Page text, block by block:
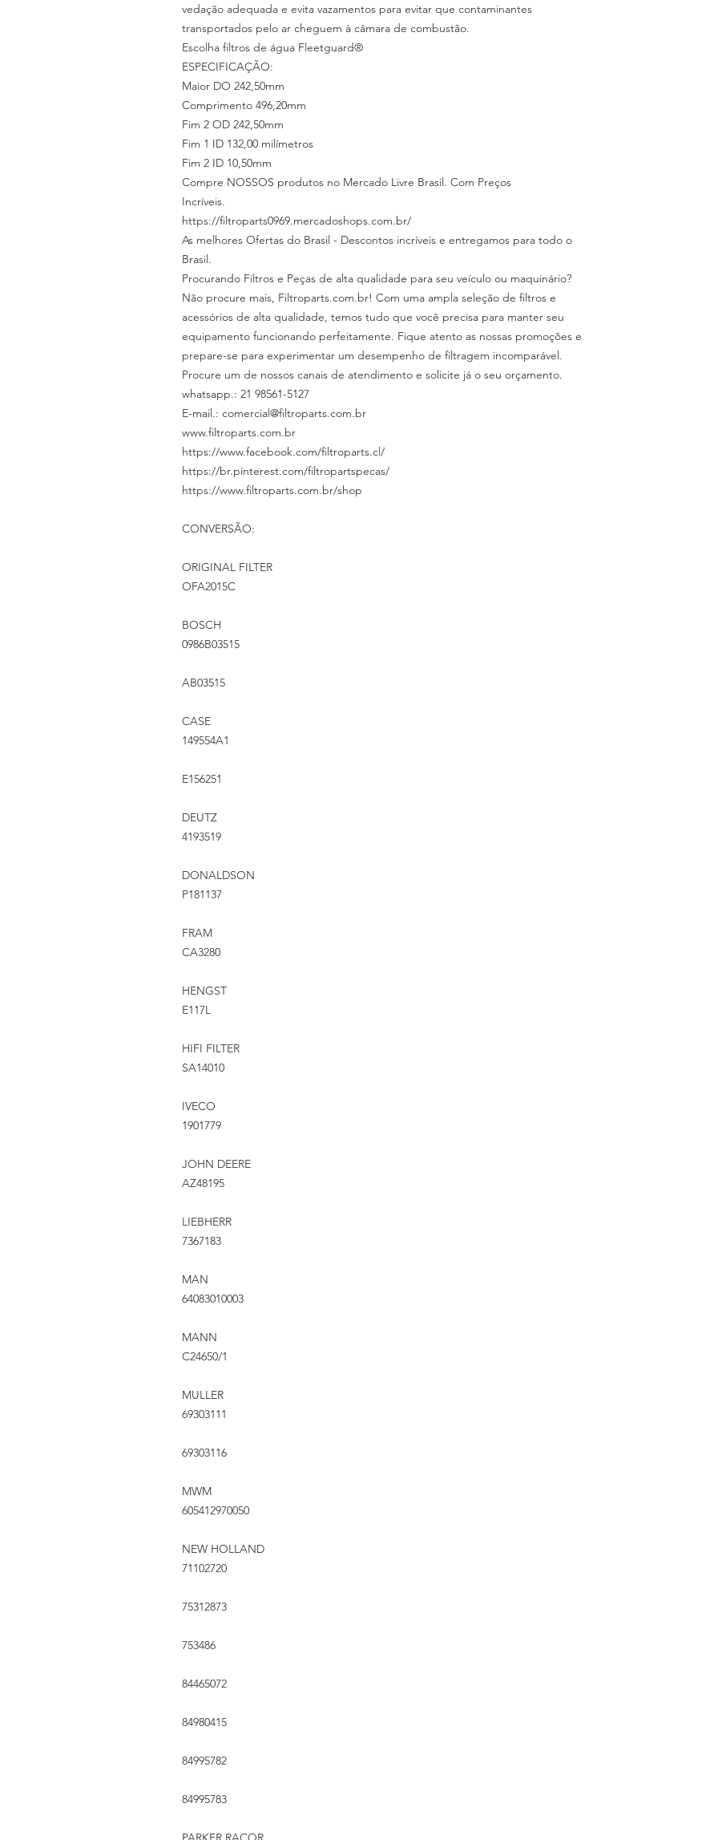
vedação adequada e evita vazamentos para evitar que contaminantes
transportados pelo ar cheguem à câmara de combustão.
Escolha filtros de água Fleetguard®
ESPECIFICAÇÃO:
Maior DO 242,50mm
Comprimento 496,20mm
Fim 2 OD 242,50mm
Fim 1 ID 132,00 milímetros
Fim 2 ID 10,50mm
Compre NOSSOS produtos no Mercado Livre Brasil. Com Preços
Incríveis.
https://filtroparts0969.mercadoshops.com.br/
As melhores Ofertas do Brasil - Descontos incríveis e entregamos para todo o
Brasil.
Procurando Filtros e Peças de alta qualidade para seu veículo ou maquinário?
Não procure mais, Filtroparts.com.br! Com uma ampla seleção de filtros e
acessórios de alta qualidade, temos tudo que você precisa para manter seu
equipamento funcionando perfeitamente. Fique atento as nossas promoções e
prepare-se para experimentar um desempenho de filtragem incomparável.
Procure um de nossos canais de atendimento e solicite já o seu orçamento.
whatsapp.: 21 98561-5127
E-mail.: comercial@filtroparts.com.br
www.filtroparts.com.br
https://www.facebook.com/filtroparts.cl/
https://br.pinterest.com/filtropartspecas/
https://www.filtroparts.com.br/shop
CONVERSÃO:
ORIGINAL FILTER
OFA2015C
BOSCH
0986B03515
AB03515
CASE
149554A1
E156251
DEUTZ
4193519
DONALDSON
P181137
FRAM
CA3280
HENGST
E117L
HIFI FILTER
SA14010
IVECO
1901779
JOHN DEERE
AZ48195
LIEBHERR
7367183
MAN
64083010003
MANN
C24650/1
MULLER
69303111
69303116
MWM
605412970050
NEW HOLLAND
71102720
75312873
753486
84465072
84980415
84995782
84995783